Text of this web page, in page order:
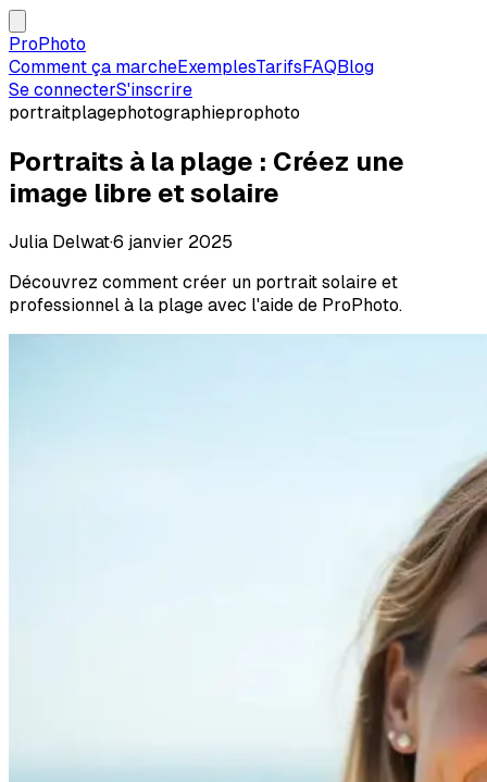
ProPhoto
Comment ça marcheExemplesTarifsFAQBlog
Se connecterS'inscrire
portraitplagephotographieprophoto
Portraits à la plage : Créez une
image libre et solaire
Julia Delwat·6 janvier 2025
Découvrez comment créer un portrait solaire et
professionnel à la plage avec l'aide de ProPhoto.